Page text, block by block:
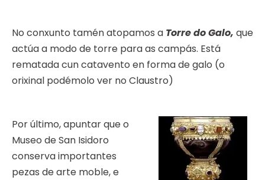
No conxunto tamén atopamos a Torre do Galo, que
actúa a modo de torre para as campás. Está
rematada cun catavento en forma de galo (o
orixinal podémolo ver no Claustro)
Por último, apuntar que o
Museo de San Isidoro
conserva importantes
pezas de arte moble, e